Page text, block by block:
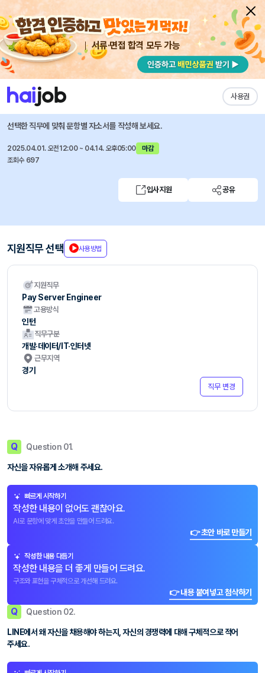
서류·면접 합격 모두 가능
사용권
채용공고 자소서 자유항목 자소서 내 작성목록
라인페이플러스 주식회사
2025 SUMMER LINE Pay Plus 채용연계형 인턴십
선택한 직무에 맞춰 문항별 자소서를 작성해 보세요.
2025.04.01. 오전12:00 ~ 04.14. 오후05:00
마감
조회수 697
입사지원 공유
지원직무 선택 사용방법
지원직무
Pay Server Engineer
고용방식
인턴
직무구분
개발·데이터/IT·인터넷
근무지역
경기
직무 변경
Q Question 01.
자신을 자유롭게 소개해 주세요.
빠르게 시작하기
작성한 내용이 없어도 괜찮아요.
AI로 문항에 맞게 초안을 만들어 드려요.
👉 초안 바로 만들기
작성한 내용 다듬기
작성한 내용을 더 좋게 만들어 드려요.
구조와 표현을 구체적으로 개선해 드려요.
👉 내용 붙여넣고 첨삭하기
Q Question 02.
LINE에서 왜 자신을 채용해야 하는지, 자신의 경쟁력에 대해 구체적으로 적어
주세요.